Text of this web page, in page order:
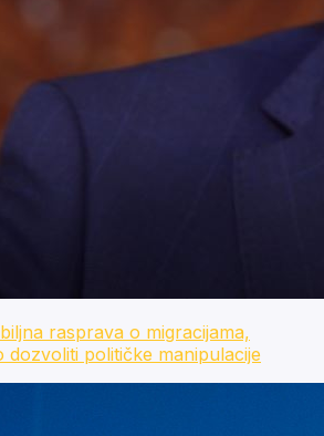
rasprava o migracijama,
dozvoliti političke manipulacije